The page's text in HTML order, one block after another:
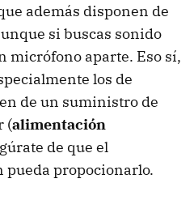
además disponen de
si buscas sonido
micrófono aparte. Eso sí,
los de
de un suministro de
(alimentación
de que el
propocionarlo.